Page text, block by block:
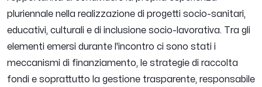
pluriennale nella realizzazione di progetti socio-sanitari,
educativi, culturali e di inclusione socio-lavorativa. Tra gli
elementi emersi durante l'incontro ci sono stati i
meccanismi di finanziamento, le strategie di raccolta
fondi e soprattutto la gestione trasparente, responsabile